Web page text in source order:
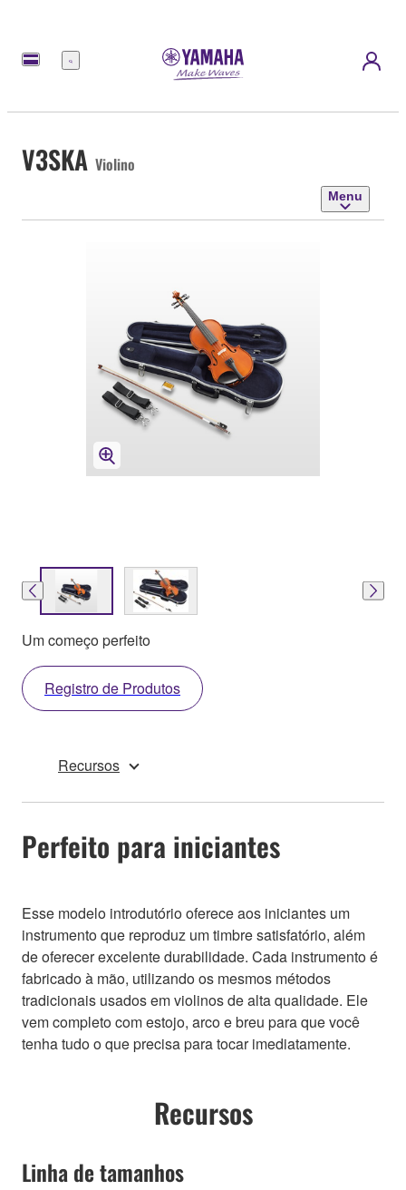
Menu
V3SKA Violino
Menu
Um começo perfeito
Registro de Produtos
Recursos
Perfeito para iniciantes
Esse modelo introdutório oferece aos iniciantes um
instrumento que reproduz um timbre satisfatório, além
de oferecer excelente durabilidade. Cada instrumento é
fabricado à mão, utilizando os mesmos métodos
tradicionais usados em violinos de alta qualidade. Ele
vem completo com estojo, arco e breu para que você
tenha tudo o que precisa para tocar imediatamente.
Recursos
Linha de tamanhos